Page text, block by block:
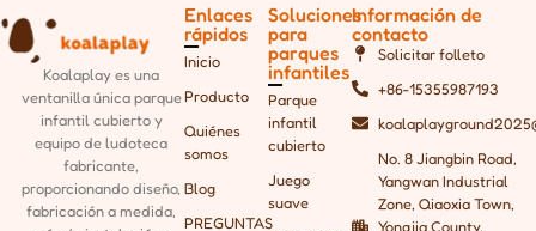
Koalaplay es una
ventanilla única parque
infantil cubierto y
equipo de ludoteca
fabricante,
proporcionandodiseño,
fabricación a medida,
Enlaces
rápidos
Inicio
Producto
Quiénes
somos
Blog
PREGUNTAS
Soluciones
para
parques
infantiles
Parque
infantil
cubierto
Juego
suave
Información de
contacto
Solicitar folleto
+86-15355987193
No. 8 Jiangbin Road,
Yangwan Industrial
Zone, Qiaoxia Town,
Yongjia County,